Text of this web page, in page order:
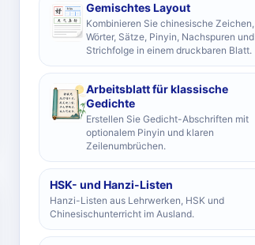
Gemischtes Layout
Kombinieren Sie chinesische Zeichen,
Wörter, Sätze, Pinyin, Nachspuren und
Strichfolge in einem druckbaren Blatt.
Arbeitsblatt für klassische
Gedichte
Erstellen Sie Gedicht-Abschriften mit
optionalem Pinyin und klaren
Zeilenumbrüchen.
HSK- und Hanzi-Listen
Hanzi-Listen aus Lehrwerken, HSK und
Chinesischunterricht im Ausland.